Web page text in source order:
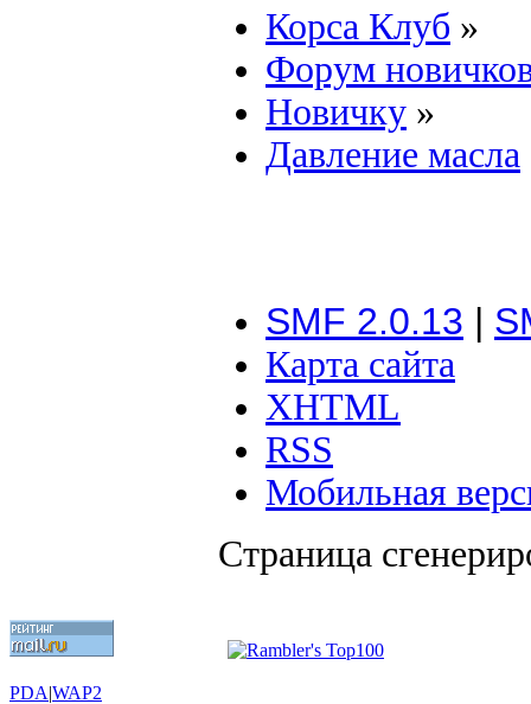
Корса Клуб »
Форум
Новичку »
Давление масла
SMF 2.0.13 |
Карта сайта
XHTML
RSS
Мобильная
Страница
PDA|WAP2